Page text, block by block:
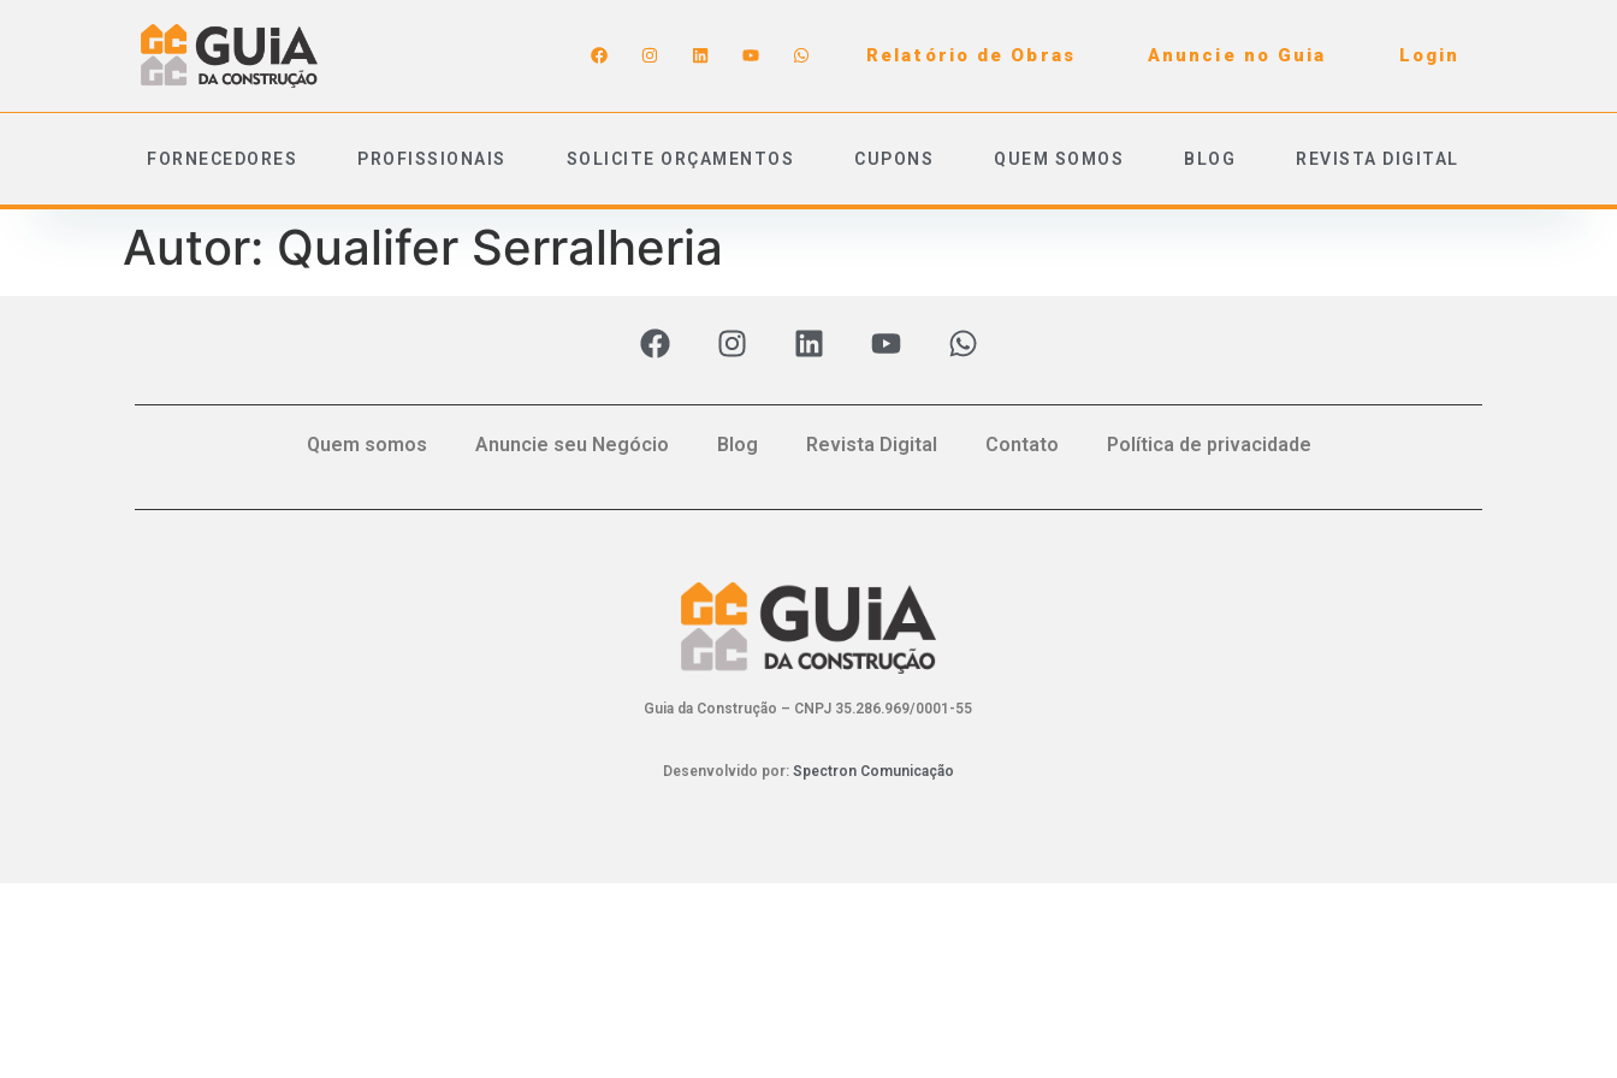
Relatório de Obras Anuncie no Guia Login
FORNECEDORES PROFISSIONAIS SOLICITE ORÇAMENTOS CUPONS QUEM SOMOS BLOG REVISTA DIGITAL
Autor: Qualifer Serralheria
Quem somos Anuncie seu Negócio Blog Revista Digital Contato Política de privacidade
Guia da Construção – CNPJ 35.286.969/0001-55
Desenvolvido por: Spectron Comunicação